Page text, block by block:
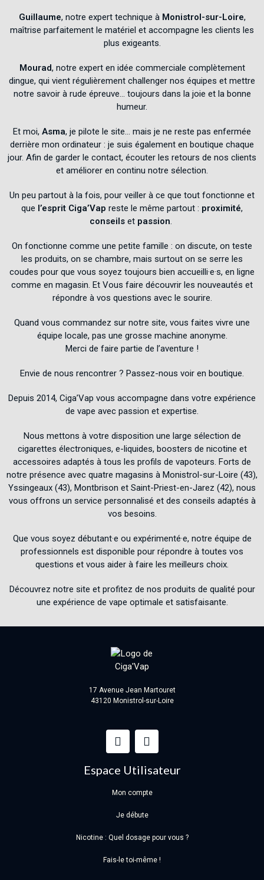
Guillaume, notre expert technique à Monistrol-sur-Loire,
maîtrise parfaitement le matériel et accompagne les clients les
plus exigeants.
Mourad, notre expert en idée commerciale complètement
dingue, qui vient régulièrement challenger nos équipes et mettre
notre savoir à rude épreuve… toujours dans la joie et la bonne
humeur.
Et moi, Asma, je pilote le site… mais je ne reste pas enfermée
derrière mon ordinateur : je suis également en boutique chaque
jour. Afin de garder le contact, écouter les retours de nos clients
et améliorer en continu notre sélection.
Un peu partout à la fois, pour veiller à ce que tout fonctionne et
que l’esprit Ciga’Vap reste le même partout : proximité,
conseils et passion.
On fonctionne comme une petite famille : on discute, on teste
les produits, on se chambre, mais surtout on se serre les
coudes pour que vous soyez toujours bien accueilli·e·s, en ligne
comme en magasin. Et Vous faire découvrir les nouveautés et
répondre à vos questions avec le sourire.
Quand vous commandez sur notre site, vous faites vivre une
équipe locale, pas une grosse machine anonyme.
Merci de faire partie de l’aventure !
Envie de nous rencontrer ? Passez-nous voir en boutique.
Depuis 2014, Ciga’Vap vous accompagne dans votre expérience
de vape avec passion et expertise.
Nous mettons à votre disposition une large sélection de
cigarettes électroniques, e-liquides, boosters de nicotine et
accessoires adaptés à tous les profils de vapoteurs. Forts de
notre présence avec quatre magasins à Monistrol-sur-Loire (43),
Yssingeaux (43), Montbrison et Saint-Priest-en-Jarez (42), nous
vous offrons un service personnalisé et des conseils adaptés à
vos besoins.
Que vous soyez débutant·e ou expérimenté·e, notre équipe de
professionnels est disponible pour répondre à toutes vos
questions et vous aider à faire les meilleurs choix.
Découvrez notre site et profitez de nos produits de qualité pour
une expérience de vape optimale et satisfaisante.
17 Avenue Jean Martouret
43120 Monistrol-sur-Loire
Espace Utilisateur
Mon compte
Je débute
Nicotine : Quel dosage pour vous ?
Fais-le toi-même !